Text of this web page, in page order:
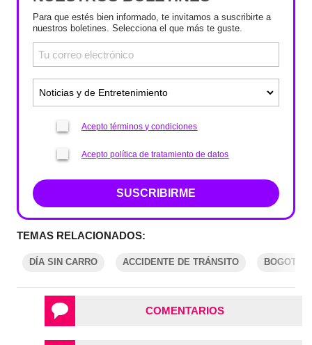
Para que estés bien informado, te invitamos a suscribirte a
nuestros boletines. Selecciona el que más te guste.
Acepto términos y condiciones
Acepto política de tratamiento de datos
SUSCRIBIRME
TEMAS RELACIONADOS:
DÍA SIN CARRO ACCIDENTE DE TRÁNSITO BOGOTÁ
COMENTARIOS